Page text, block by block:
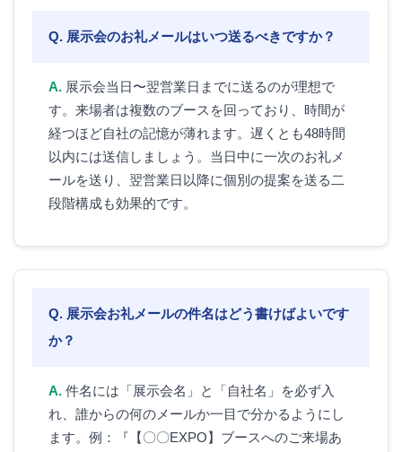
展示会のお礼メールはいつ送るべきですか？
展示会当日〜翌営業日までに送るのが理想で
す。来場者は複数のブースを回っており、時間が
経つほど自社の記憶が薄れます。遅くとも48時間
以内には送信しましょう。当日中に一次のお礼メ
ールを送り、翌営業日以降に個別の提案を送る二
段階構成も効果的です。
展示会お礼メールの件名はどう書けばよいです
か？
件名には「展示会名」と「自社名」を必ず入
れ、誰からの何のメールか一目で分かるようにし
ます。例：『【〇〇EXPO】ブースへのご来場あ